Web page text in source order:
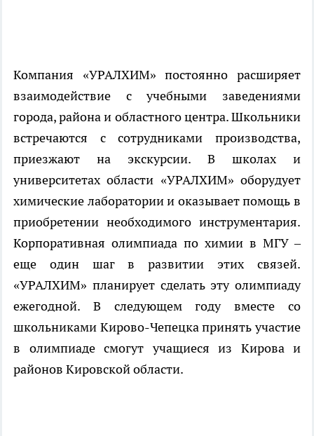
Компания «УРАЛХИМ» постоянно расширяет
взаимодействие с учебными заведениями
города, района и областного центра. Школьники
встречаются с сотрудниками производства,
приезжают на экскурсии. В школах и
университетах области «УРАЛХИМ» оборудует
химические лаборатории и оказывает помощь в
приобретении необходимого инструментария.
Корпоративная олимпиада по химии в МГУ –
еще один шаг в развитии этих связей.
«УРАЛХИМ» планирует сделать эту олимпиаду
ежегодной. В следующем году вместе со
школьниками Кирово-Чепецка принять участие
в олимпиаде смогут учащиеся из Кирова и
районов Кировской области.